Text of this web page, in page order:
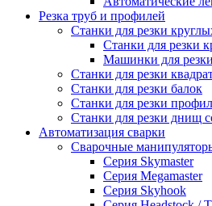
Резка труб и профилей
Станки для резки
Станки для резки
Машинки для
Станки для резки
Станки для резки балок
Станки для резки
Станки для резки днищ
Автоматизация сварки
Сварочные
Серия Skymaster
Серия Megamaster
Серия Skyhook